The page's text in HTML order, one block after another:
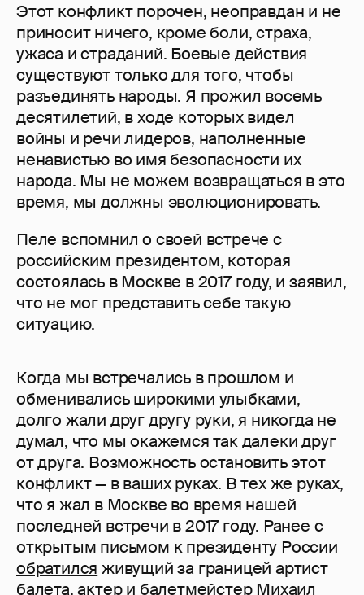
Этот конфликт порочен, неоправдан и не
приносит ничего, кроме боли, страха,
ужаса и страданий. Боевые действия
существуют только для того, чтобы
разъединять народы. Я прожил восемь
десятилетий, в ходе которых видел
войны и речи лидеров, наполненные
ненавистью во имя безопасности их
народа. Мы не можем возвращаться в это
время, мы должны эволюционировать.
Пеле вспомнил о своей встрече с
российским президентом, которая
состоялась в Москве в 2017 году, и заявил,
что не мог представить себе такую
ситуацию.
Когда мы встречались в прошлом и
обменивались широкими улыбками,
долго жали друг другу руки, я никогда не
думал, что мы окажемся так далеки друг
от друга. Возможность остановить этот
конфликт — в ваших руках. В тех же руках,
что я жал в Москве во время нашей
последней встречи в 2017 году. Ранее с
открытым письмом к президенту России
обратился живущий за границей артист
балета, актер и балетмейстер Михаил